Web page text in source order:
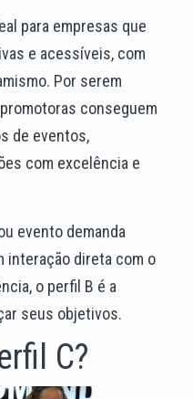
para empresas que
e acessíveis, com
Por serem
conseguem
de eventos,
com excelência e
evento demanda
interação direta com o
o perfil B é a
seus objetivos.
C?